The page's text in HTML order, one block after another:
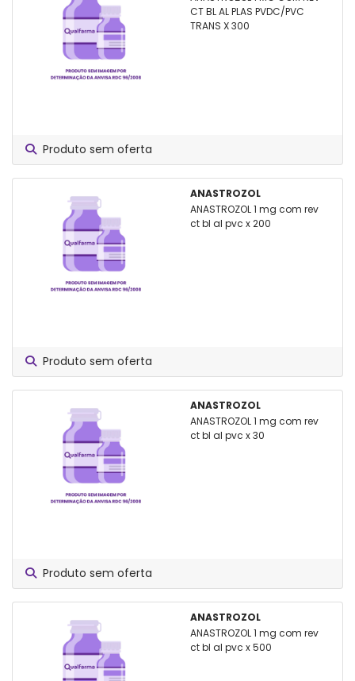
CT BL AL PLAS PVDC/PVC
TRANS X 300
Produto sem oferta
ANASTROZOL
ANASTROZOL 1 mg com rev
ct bl al pvc x 200
Produto sem oferta
ANASTROZOL
ANASTROZOL 1 mg com rev
ct bl al pvc x 30
Produto sem oferta
ANASTROZOL
ANASTROZOL 1 mg com rev
ct bl al pvc x 500